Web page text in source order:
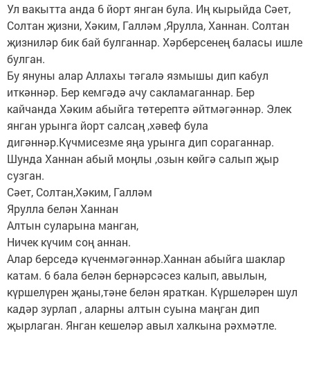
Ул вакытта анда 6 йорт янган була. Иң кырыйда Сәет,
Солтан җизни, Хәким, Галләм ,Ярулла, Ханнан. Солтан
җизниләр бик бай булганнар. Хәрберсенең баласы ишле
булган.
Бу януны алар Аллахы тәгалә язмышы дип кабул
иткәннәр. Бер кемгәдә ачу сакламаганнар. Бер
кайчанда Хәким абыйга төтерептә әйтмәгәннәр. Элек
янган урынга йорт салсаң ,хәвеф була
дигәннәр.Күчмисезме яңа урынга дип сораганнар.
Шунда Ханнан абый моңлы ,озын көйгә салып җыр
сузган.
Сәет, Солтан,Хәким, Галләм
Ярулла белән Ханнан
Алтын суларына манган,
Ничек күчим соң аннан.
Алар берседә күченмәгәннәр.Ханнан абыйга шаклар
катам. 6 бала белән бернәрсәсез калып, авылын,
күршелүрен җаны,тәне белән яраткан. Күршеләрен шул
кадәр зурлап , аларны алтын суына маңган дип
җырлаган. Янган кешеләр авыл халкына рәхмәтле.